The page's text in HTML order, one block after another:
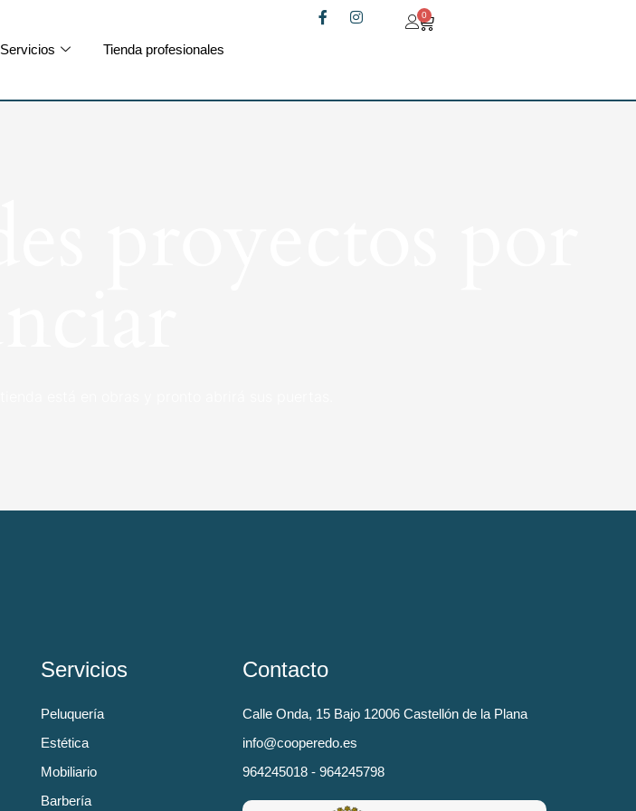
Servicios Tienda profesionales
0
Servicios
Peluquería
Estética
Mobiliario
Barbería
Contacto
Calle Onda, 15 Bajo 12006 Castellón de la Plana
info@cooperedo.es
964245018 - 964245798